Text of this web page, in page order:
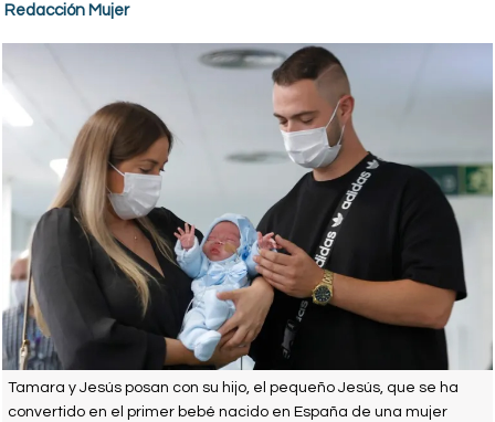
Redacción Mujer
Tamara y Jesús posan con su hijo, el pequeño Jesús, que se ha
convertido en el primer bebé nacido en España de una mujer